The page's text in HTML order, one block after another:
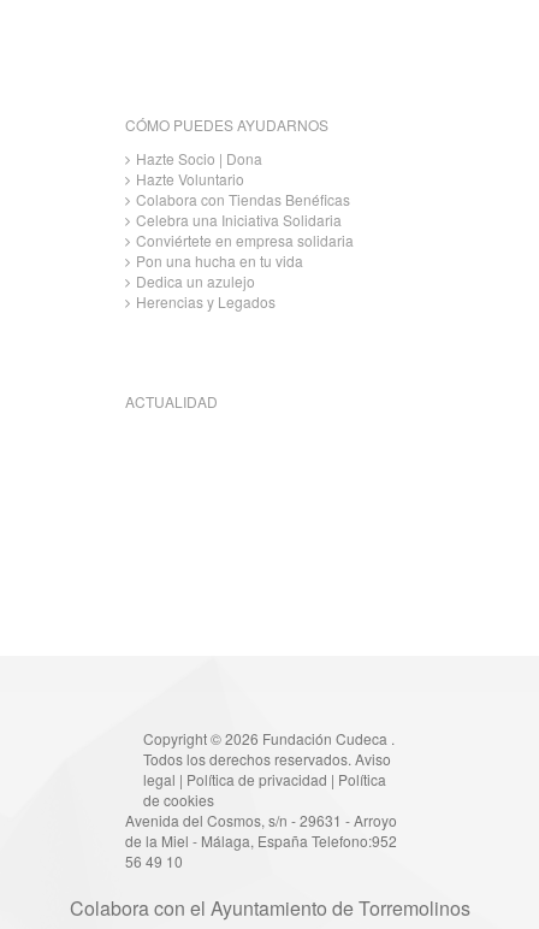
CÓMO PUEDES AYUDARNOS
Hazte Socio | Dona
Hazte Voluntario
Colabora con Tiendas Benéficas
Celebra una Iniciativa Solidaria
Conviértete en empresa solidaria
Pon una hucha en tu vida
Dedica un azulejo
Herencias y Legados
ACTUALIDAD
Copyright © 2026 Fundación Cudeca .
Todos los derechos reservados. Aviso
legal | Política de privacidad | Política
de cookies
Avenida del Cosmos, s/n - 29631 - Arroyo
de la Miel - Málaga, España Telefono:952
56 49 10
Colabora con el Ayuntamiento de Torremolinos